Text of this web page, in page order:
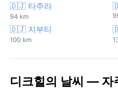
🇩🇯 타주라
94 km
🇩🇯 지부티
100 km
디크힐의 날씨 — 자